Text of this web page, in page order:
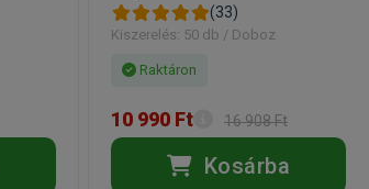
(33)
Kiszerelés: 50 db / Doboz
Raktáron
10 990 Ft 16 908 Ft
Kosárba